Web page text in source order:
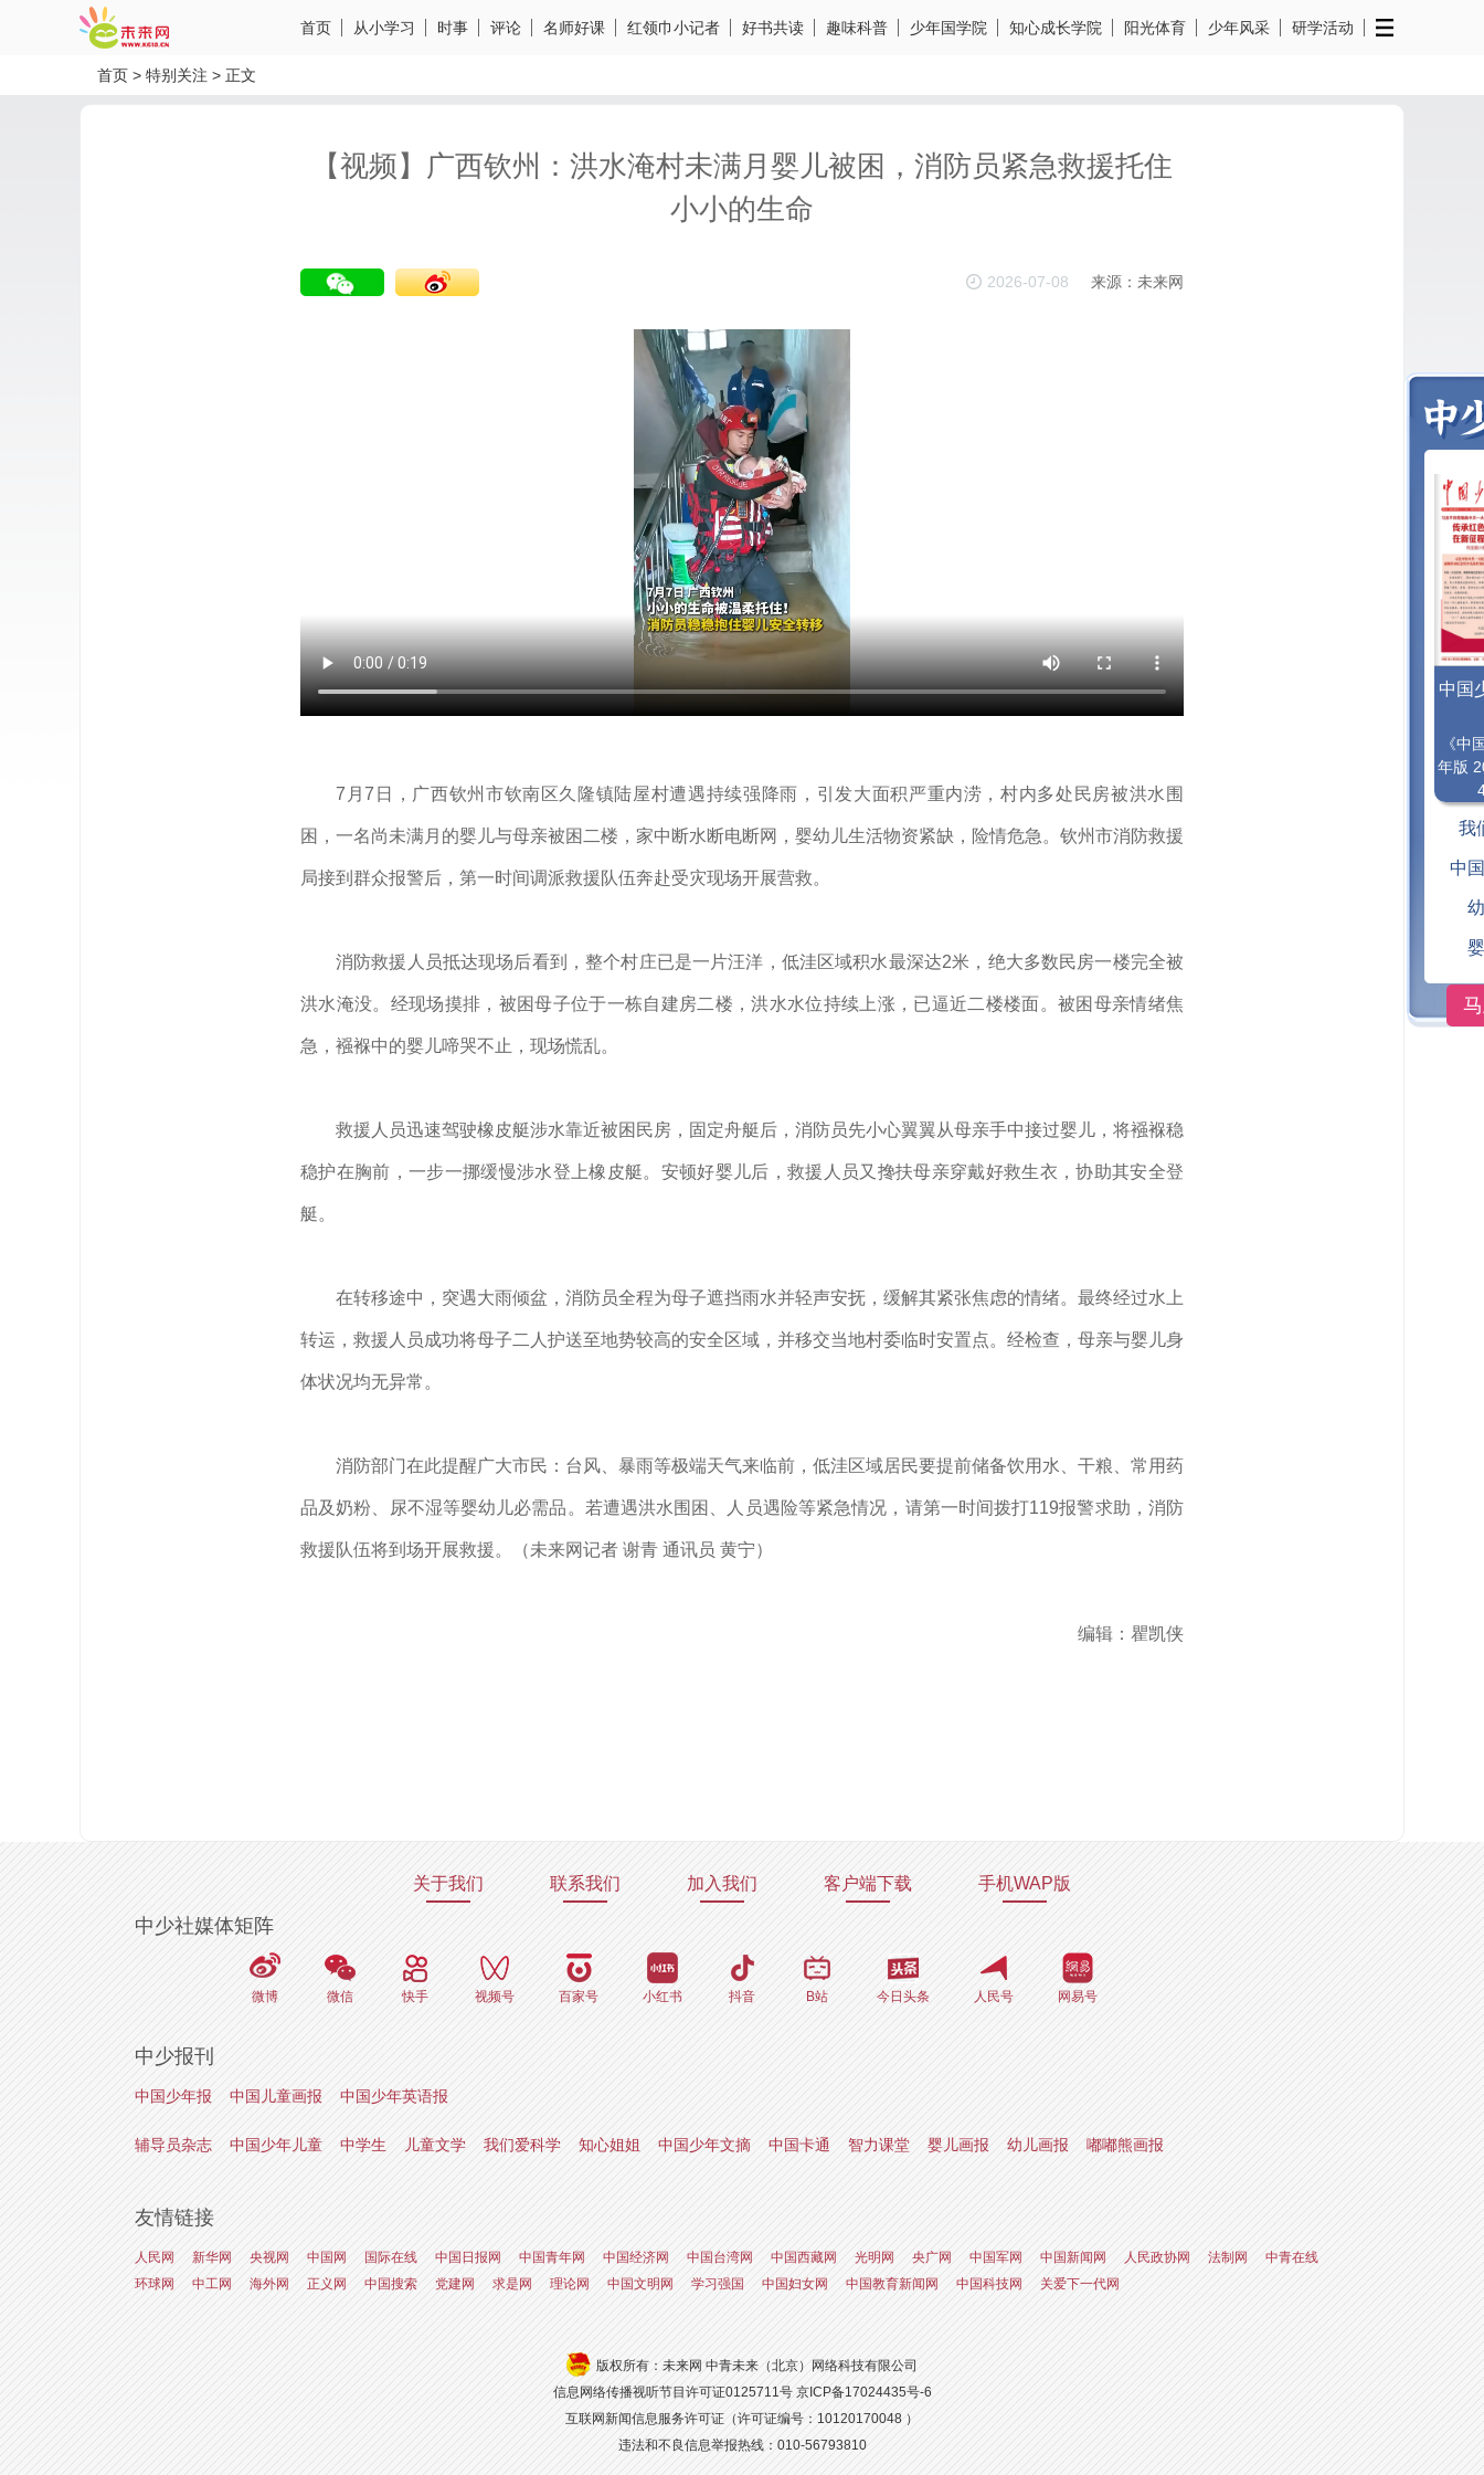
首页 从小学习 时事 评论 名师好课 红领巾小记者 好书共读 趣味科普 少年国学院 知心成长学院 阳光体育 少年风采 研学活动
首页 > 特别关注 > 正文
【视频】广西钦州：洪水淹村未满月婴儿被困，消防员紧急救援托住
小小的生命
2026-07-08 来源：未来网
7月7日，广西钦州市钦南区久隆镇陆屋村遭遇持续强降雨，引发大面积严重内涝，村内多处民房被洪水围
困，一名尚未满月的婴儿与母亲被困二楼，家中断水断电断网，婴幼儿生活物资紧缺，险情危急。钦州市消防救援
局接到群众报警后，第一时间调派救援队伍奔赴受灾现场开展营救。
消防救援人员抵达现场后看到，整个村庄已是一片汪洋，低洼区域积水最深达2米，绝大多数民房一楼完全被
洪水淹没。经现场摸排，被困母子位于一栋自建房二楼，洪水水位持续上涨，已逼近二楼楼面。被困母亲情绪焦
急，襁褓中的婴儿啼哭不止，现场慌乱。
救援人员迅速驾驶橡皮艇涉水靠近被困民房，固定舟艇后，消防员先小心翼翼从母亲手中接过婴儿，将襁褓稳
稳护在胸前，一步一挪缓慢涉水登上橡皮艇。安顿好婴儿后，救援人员又搀扶母亲穿戴好救生衣，协助其安全登
艇。
在转移途中，突遇大雨倾盆，消防员全程为母子遮挡雨水并轻声安抚，缓解其紧张焦虑的情绪。最终经过水上
转运，救援人员成功将母子二人护送至地势较高的安全区域，并移交当地村委临时安置点。经检查，母亲与婴儿身
体状况均无异常。
消防部门在此提醒广大市民：台风、暴雨等极端天气来临前，低洼区域居民要提前储备饮用水、干粮、常用药
品及奶粉、尿不湿等婴幼儿必需品。若遭遇洪水围困、人员遇险等紧急情况，请第一时间拨打119报警求助，消防
救援队伍将到场开展救援。（未来网记者 谢青 通讯员 黄宁）
编辑：瞿凯侠
关于我们 联系我们 加入我们 客户端下载 手机WAP版
中少社媒体矩阵
微博 微信 快手 视频号 百家号 小红书 抖音 B站 今日头条 人民号 网易号
中少报刊
中国少年报 中国儿童画报 中国少年英语报
辅导员杂志 中国少年儿童 中学生 儿童文学 我们爱科学 知心姐姐 中国少年文摘 中国卡通 智力课堂 婴儿画报 幼儿画报 嘟嘟熊画报
友情链接
人民网 新华网 央视网 中国网 国际在线 中国日报网 中国青年网 中国经济网 中国台湾网 中国西藏网 光明网 央广网 中国军网 中国新闻网 人民政协网 法制网
中青在线
环球网
中工网 海外网 正义网 中国搜索 党建网 求是网 理论网 中国文明网 学习强国 中国妇女网 中国教育新闻网 中国科技网 关爱下一代网
版权所有：未来网 中青未来（北京）网络科技有限公司
信息网络传播视听节目许可证0125711号 京ICP备17024435号-6
互联网新闻信息服务许可证（许可证编号：10120170048 ）
违法和不良信息举报热线：010-56793810
中国
《中
年版
我
中